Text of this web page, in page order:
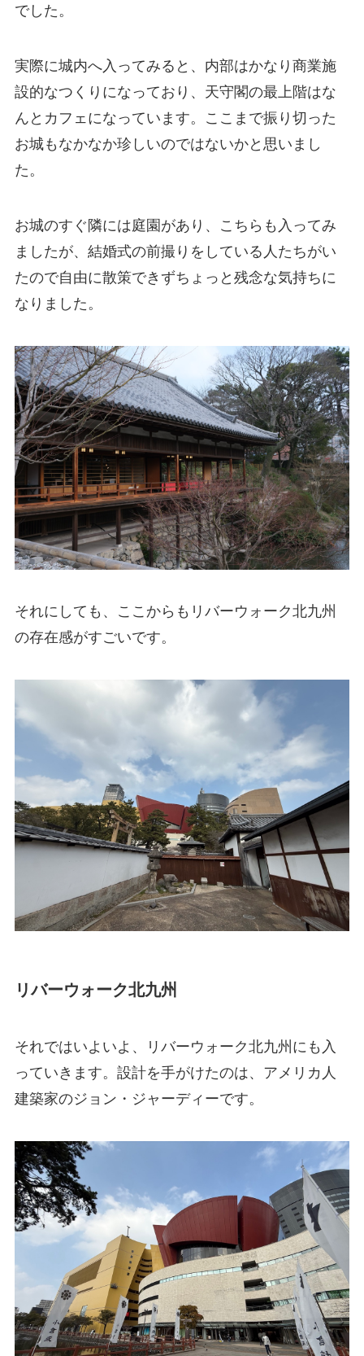
でした。
実際に城内へ入ってみると、内部はかなり商業施
設的なつくりになっており、天守閣の最上階はな
んとカフェになっています。ここまで振り切った
お城もなかなか珍しいのではないかと思いまし
た。
お城のすぐ隣には庭園があり、こちらも入ってみ
ましたが、結婚式の前撮りをしている人たちがい
たので自由に散策できずちょっと残念な気持ちに
なりました。
それにしても、ここからもリバーウォーク北九州
の存在感がすごいです。
リバーウォーク北九州
それではいよいよ、リバーウォーク北九州にも入
っていきます。設計を手がけたのは、アメリカ人
建築家のジョン・ジャーディーです。